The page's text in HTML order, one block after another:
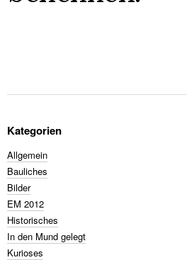
Kategorien
Allgemein
Bauliches
Bilder
EM 2012
Historisches
In den Mund gelegt
Kurioses